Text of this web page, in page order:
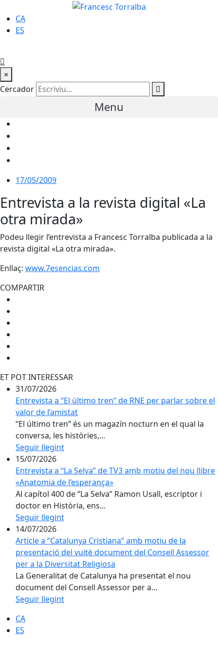
CA
ES
×
Cercador
Menu
17/05/2009
Entrevista a la revista digital «La
otra mirada»
Podeu llegir l’entrevista a Francesc Torralba publicada a la
revista digital «La otra mirada».
Enllaç: www.7esencias.com
COMPARTIR
ET POT INTERESSAR
31/07/2026
Entrevista a “El último tren” de RNE per parlar sobre el
valor de l’amistat
“El último tren” és un magazín nocturn en el qual la
conversa, les històries,...
Seguir llegint
15/07/2026
Entrevista a “La Selva” de TV3 amb motiu del nou llibre
«Anatomia de l’esperança»
Al capítol 400 de “La Selva” Ramon Usall, escriptor i
doctor en Història, ens...
Seguir llegint
14/07/2026
Article a “Catalunya Cristiana” amb motiu de la
presentació del vuitè document del Consell Assessor
per a la Diversitat Religiosa
La Generalitat de Catalunya ha presentat el nou
document del Consell Assessor per a...
Seguir llegint
CA
ES